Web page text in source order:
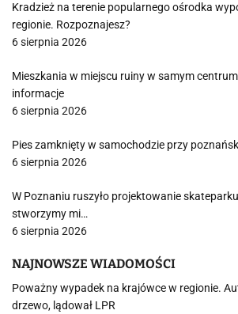
Kradzież na terenie popularnego ośrodka
regionie. Rozpoznajesz?
6 sierpnia 2026
Mieszkania w miejscu ruiny w samym
informacje
6 sierpnia 2026
Pies zamknięty w samochodzie przy
6 sierpnia 2026
W Poznaniu ruszyło projektowanie
stworzymy mi…
6 sierpnia 2026
NAJNOWSZE WIADOMOŚCI
Poważny wypadek na krajówce w regionie.
drzewo, lądował LPR